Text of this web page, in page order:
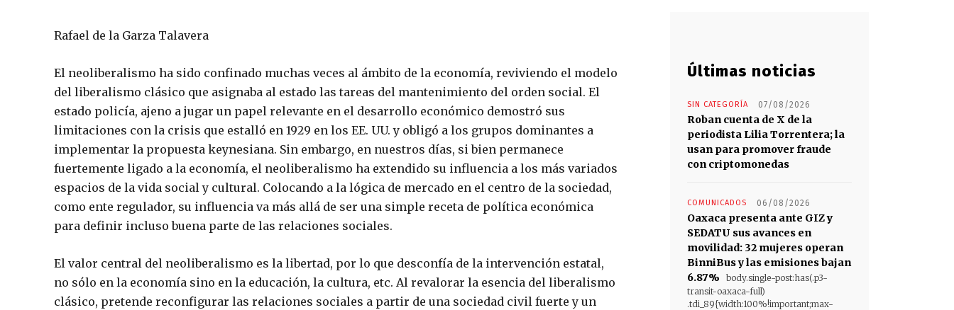
Rafael de la Garza Talavera
El neoliberalismo ha sido confinado muchas veces al ámbito de la economía, reviviendo el modelo
del liberalismo clásico que asignaba al estado las tareas del mantenimiento del orden social. El
estado policía, ajeno a jugar un papel relevante en el desarrollo económico demostró sus
limitaciones con la crisis que estalló en 1929 en los EE. UU. y obligó a los grupos dominantes a
implementar la propuesta keynesiana. Sin embargo, en nuestros días, si bien permanece
fuertemente ligado a la economía, el neoliberalismo ha extendido su influencia a los más variados
espacios de la vida social y cultural. Colocando a la lógica de mercado en el centro de la sociedad,
como ente regulador, su influencia va más allá de ser una simple receta de política económica
para definir incluso buena parte de las relaciones sociales.
El valor central del neoliberalismo es la libertad, por lo que desconfía de la intervención estatal,
no sólo en la economía sino en la educación, la cultura, etc. Al revalorar la esencia del liberalismo
clásico, pretende reconfigurar las relaciones sociales a partir de una sociedad civil fuerte y un
Últimas noticias
SIN CATEGORÍA 07/08/2026
Roban cuenta de X de la
periodista Lilia Torrentera; la
usan para promover fraude
con criptomonedas
COMUNICADOS 06/08/2026
Oaxaca presenta ante GIZ y
SEDATU sus avances en
movilidad: 32 mujeres operan
BinniBus y las emisiones bajan
6.87%
body.single-post:has(.p3-
transit-oaxaca-full)
.tdi_89{width:100%!important;max-